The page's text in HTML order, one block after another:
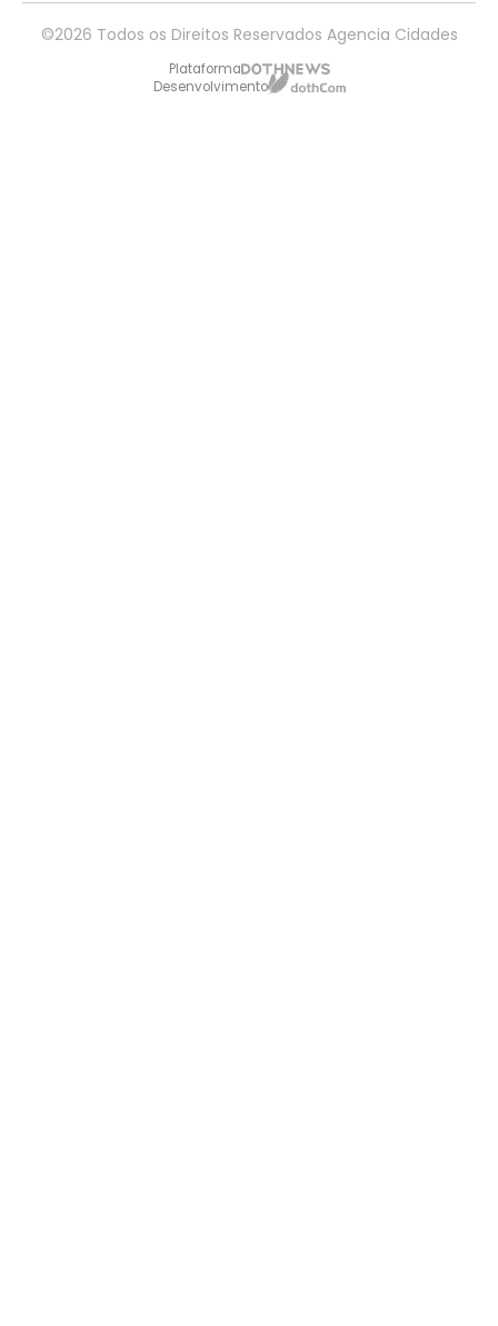
©2026 Todos os Direitos Reservados Agencia Cidades
Plataforma
Desenvolvimento